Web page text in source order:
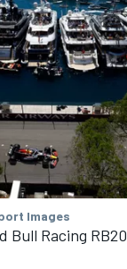
Images
Bull Racing RB20